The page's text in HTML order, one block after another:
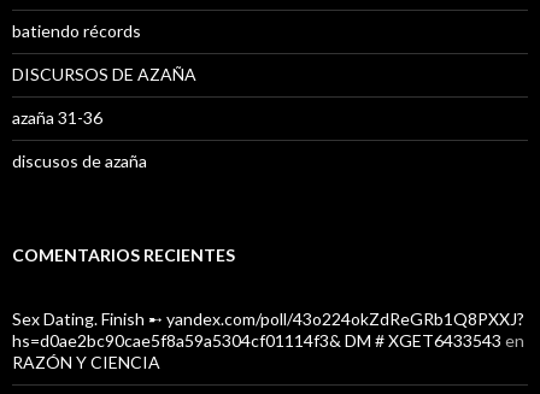
batiendo récords
DISCURSOS DE AZAÑA
azaña 31-36
discusos de azaña
COMENTARIOS RECIENTES
Sex Dating. Finish ➸ yandex.com/poll/43o224okZdReGRb1Q8PXXJ?
hs=d0ae2bc90cae5f8a59a5304cf01114f3& DM # XGET6433543 en
RAZÓN Y CIENCIA